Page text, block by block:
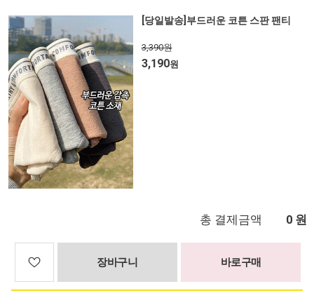
[당일발송]부드러운 코튼 스판 팬티
3,390원
3,190원
총 결제금액 0 원
장바구니 바로구매